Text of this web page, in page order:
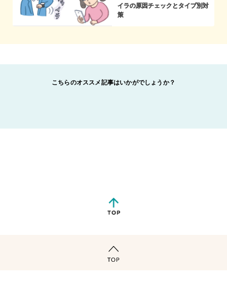
イラの原因チェックとタイプ別対
策
こちらのオススメ記事はいかがでしょうか？